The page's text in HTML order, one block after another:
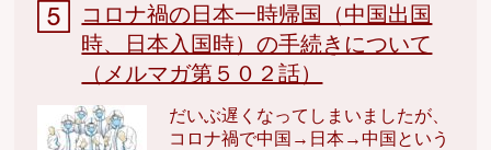
コロナ禍の日本一時帰国（中国出国
時、日本入国時）の手続きについて
（メルマガ第５０２話）
だいぶ遅くなってしまいましたが、
コロナ禍で中国→日本→中国という